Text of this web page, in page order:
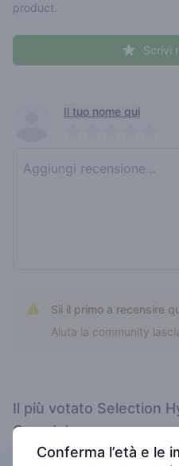
product.
Scrivi
Recent reviewsIl tuo nome qui
Sii il primo a recensire
Aiuta la community
Il più votato Selection
Canadelaar
Conferma l’età e le